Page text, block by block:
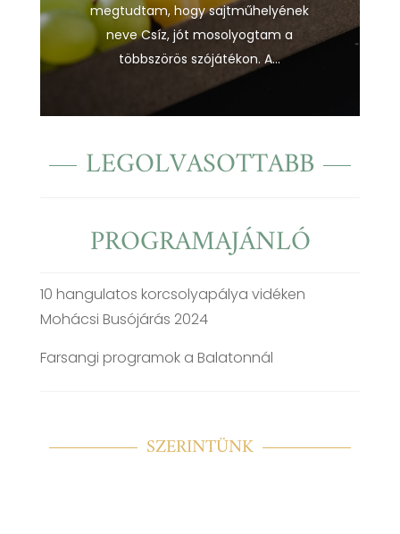
megtudtam, hogy sajtműhelyének
neve Csíz, jót mosolyogtam a
többszörös szójátékon. A...
LEGOLVASOTTABB
PROGRAMAJÁNLÓ
10 hangulatos korcsolyapálya vidéken
Mohácsi Busójárás 2024
Farsangi programok a Balatonnál
SZERINTÜNK